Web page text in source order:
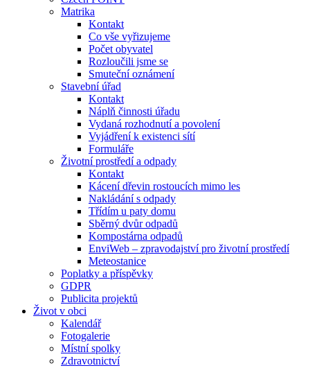
Matrika
Kontakt
Co vše vyřizujeme
Počet obyvatel
Rozloučili jsme se
Smuteční oznámení
Stavební úřad
Kontakt
Náplň činnosti úřadu
Vydaná rozhodnutí a povolení
Vyjádření k existenci sítí
Formuláře
Životní prostředí a odpady
Kontakt
Kácení dřevin rostoucích mimo les
Nakládání s odpady
Třídím u paty domu
Sběrný dvůr odpadů
Kompostárna odpadů
EnviWeb – zpravodajství pro životní prostředí
Meteostanice
Poplatky a příspěvky
GDPR
Publicita projektů
Život v obci
Kalendář
Fotogalerie
Místní spolky
Zdravotnictví